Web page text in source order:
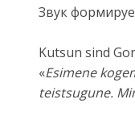
Звук
Kutsun sind
«Esimene
teistsugune.